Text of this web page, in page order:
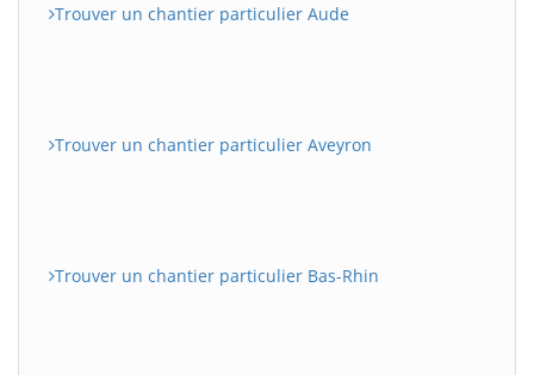
Trouver un chantier particulier Aude
Trouver un chantier particulier Aveyron
Trouver un chantier particulier Bas-Rhin